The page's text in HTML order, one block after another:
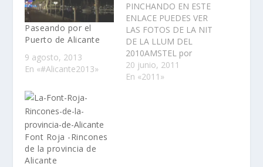
Paseando por el
Puerto de Alicante
9 agosto, 2013
En «#Alicante2013»
PINCHANDO EN ESTE
ENLACE PUEDES VER
LAS FOTOS DE LA NIT
DE LA LLUM DEL
2010AMSTEL por
tercer aÃ±o
consecutivo y
20 junio, 2011
En «2011»
Font Roja -Rincones
de la provincia de
Alicante